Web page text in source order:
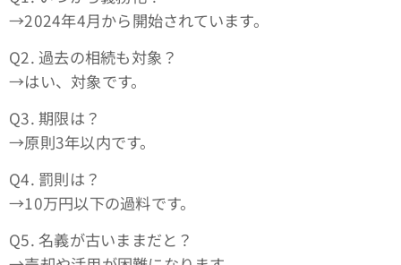
→2024年4月から開始されています。
Q2. 過去の相続も対象？
→はい、対象です。
Q3. 期限は？
→原則3年以内です。
Q4. 罰則は？
→10万円以下の過料です。
Q5. 名義が古いままだと？